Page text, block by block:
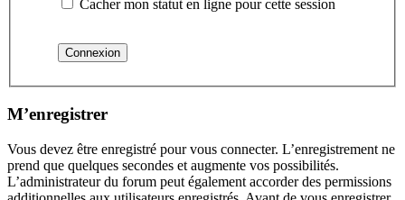
Cacher mon statut en ligne pour cette session
M’enregistrer
Vous devez être enregistré pour vous connecter. L’enregistrement ne
prend que quelques secondes et augmente vos possibilités.
L’administrateur du forum peut également accorder des permissions